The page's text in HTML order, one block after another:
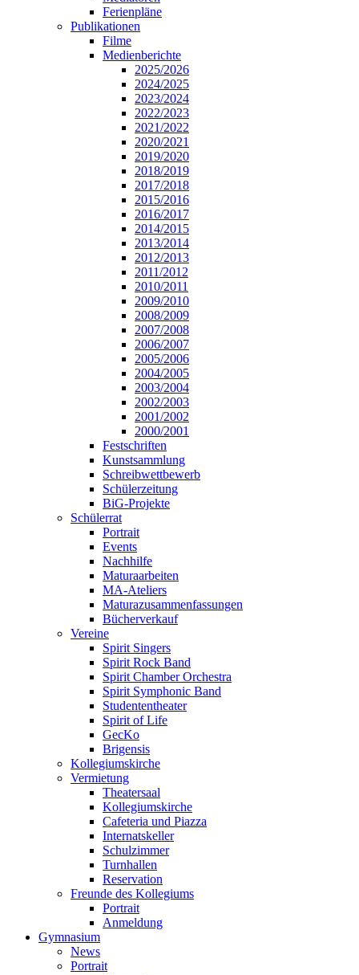
Ferienpläne
Publikationen
Filme
Medienberichte
2025/2026
2024/2025
2023/2024
2022/2023
2021/2022
2020/2021
2019/2020
2018/2019
2017/2018
2015/2016
2016/2017
2014/2015
2013/2014
2012/2013
2011/2012
2010/2011
2009/2010
2008/2009
2007/2008
2006/2007
2005/2006
2004/2005
2003/2004
2002/2003
2001/2002
2000/2001
Festschriften
Kunstsammlung
Schreibwettbewerb
Schülerzeitung
BiG-Projekte
Schülerrat
Portrait
Events
Nachhilfe
Maturaarbeiten
MA-Ateliers
Maturazusammenfassungen
Bücherverkauf
Vereine
Spirit Singers
Spirit Rock Band
Spirit Chamber Orchestra
Spirit Symphonic Band
Studententheater
Spirit of Life
GecKo
Brigensis
Kollegiumskirche
Vermietung
Theatersaal
Kollegiumskirche
Cafeteria und Piazza
Internatskeller
Schulzimmer
Turnhallen
Reservation
Freunde des Kollegiums
Portrait
Anmeldung
Gymnasium
News
Portrait